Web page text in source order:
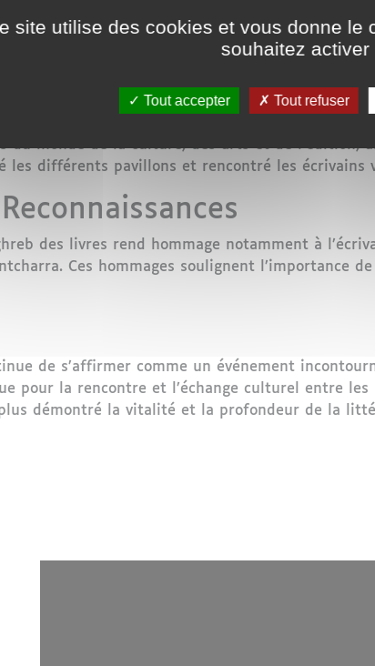
Culturelles
cette édition propose des expositions de
abstraites, affirmant être "ravie" et
du monde de la culture, des arts et de l’édition,
les différents pavillons et rencontré les
des livres rend hommage notamment à
Ces hommages soulignent
de s’affirmer comme un événement
pour la rencontre et l’échange culturel entre
démontré la vitalité et la profondeur de la
site utilise des cookies et vous donne le
souhaitez activer
Tout accepter Tout refuser